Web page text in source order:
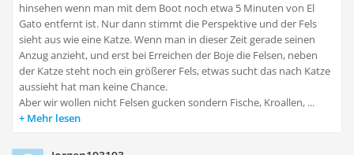
hinsehen wenn man mit dem Boot noch etwa 5 Minuten von El
Gato entfernt ist. Nur dann stimmt die Perspektive und der Fels
sieht aus wie eine Katze. Wenn man in dieser Zeit gerade seinen
Anzug anzieht, und erst bei Erreichen der Boje die Felsen, neben
der Katze steht noch ein größerer Fels, etwas sucht das nach Katze
aussieht hat man keine Chance.
Aber wir wollen nicht Felsen gucken sondern Fische, Kroallen, ...
Mehr lesen